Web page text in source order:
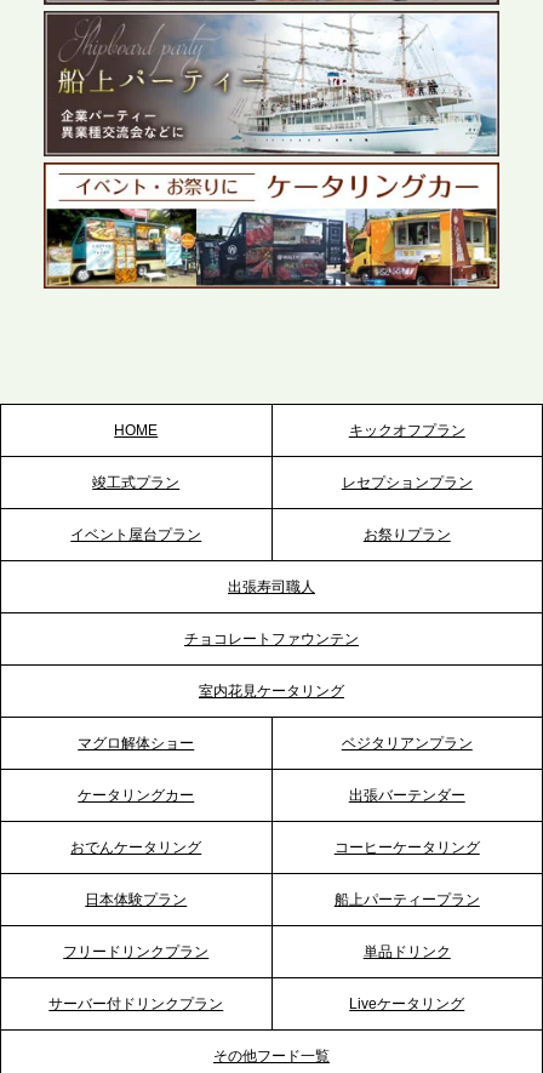
なサービスで各種イベント・懇親会をサポート
2026.5.27
プレスリリースのご案内｜ケータリングのセカンド
テーブル、千葉本社を新設。幕張・舞浜の大型イベ
ントから主要都市の社内懇親会まで、現地拠点を活
かしたスムーズな対応を展開
2026.5.22
2026.5.20
プレスリリースのご案内｜ケータリングのセカンド
2026.5.12
プレスリリースのご案内｜ケータリングのセカンド
2026.4.21
プレスリリースのご案内｜「温かな食」が会話のス
イッチに。新入社員研修で《食体験としてのケータ
プレスリリースのご案内｜ケータリングのセカンド
テーブル、横浜事務所を新設。神奈川エリアのサー
ビス提供体制を強化し、質の高い「場づくり」をサ
HOME キックオフプラン
竣工式プラン レセプションプラン
イベント屋台プラン お祭りプラン
出張寿司職人
チョコレートファウンテン
室内花見ケータリング
マグロ解体ショー ベジタリアンプラン
ケータリングカー 出張バーテンダー
おでんケータリング コーヒーケータリング
日本体験プラン 船上パーティープラン
フリードリンクプラン 単品ドリンク
サーバー付ドリンクプラン Liveケータリング
その他フード一覧